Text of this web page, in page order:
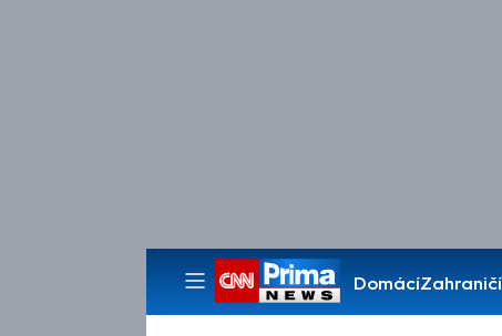
DomácíZahraničí
Pořady